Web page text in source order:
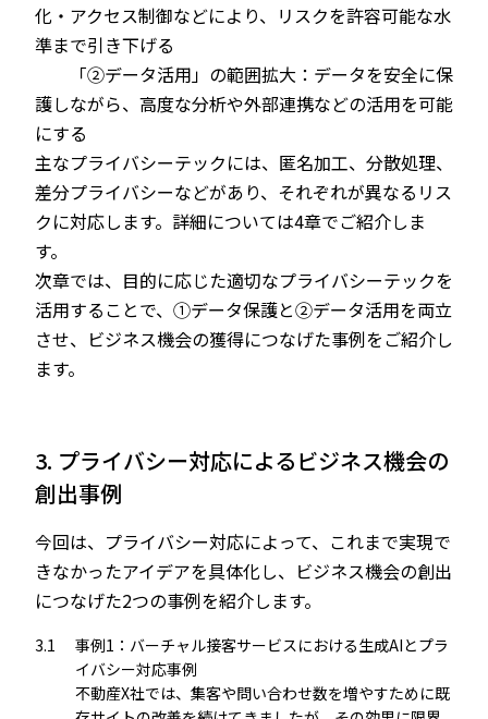
化・アクセス制御などにより、リスクを許容可能な水
準まで引き下げる
「②データ活用」の範囲拡大：データを安全に保
護しながら、高度な分析や外部連携などの活用を可能
にする
主なプライバシーテックには、匿名加工、分散処理、
差分プライバシーなどがあり、それぞれが異なるリス
クに対応します。詳細については4章でご紹介しま
す。
次章では、目的に応じた適切なプライバシーテックを
活用することで、①データ保護と②データ活用を両立
させ、ビジネス機会の獲得につなげた事例をご紹介し
ます。
3. プライバシー対応によるビジネス機会の
創出事例
今回は、プライバシー対応によって、これまで実現で
きなかったアイデアを具体化し、ビジネス機会の創出
につなげた2つの事例を紹介します。
3.1
事例1：バーチャル接客サービスにおける生成AIとプラ
イバシー対応事例
不動産X社では、集客や問い合わせ数を増やすために既